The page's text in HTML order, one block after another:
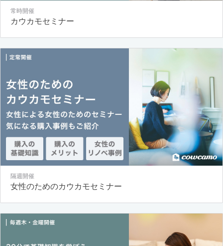
常時開催
カウカモセミナー
隔週開催
女性のためのカウカモセミナー